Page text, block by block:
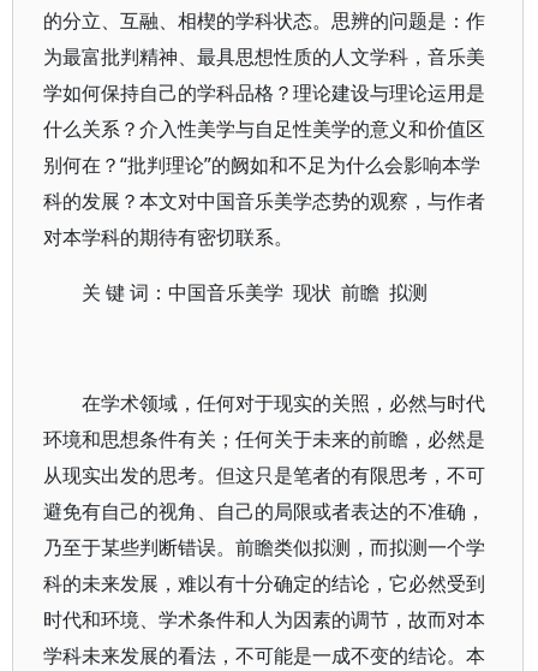
的分立、互融、相楔的学科状态。思辨的问题是：作
为最富批判精神、最具思想性质的人文学科，音乐美
学如何保持自己的学科品格？理论建设与理论运用是
什么关系？介入性美学与自足性美学的意义和价值区
别何在？“批判理论”的阙如和不足为什么会影响本学
科的发展？本文对中国音乐美学态势的观察，与作者
对本学科的期待有密切联系。
关 键 词：中国音乐美学 现状 前瞻 拟测
在学术领域，任何对于现实的关照，必然与时代
环境和思想条件有关；任何关于未来的前瞻，必然是
从现实出发的思考。但这只是笔者的有限思考，不可
避免有自己的视角、自己的局限或者表达的不准确，
乃至于某些判断错误。前瞻类似拟测，而拟测一个学
科的未来发展，难以有十分确定的结论，它必然受到
时代和环境、学术条件和人为因素的调节，故而对本
学科未来发展的看法，不可能是一成不变的结论。本